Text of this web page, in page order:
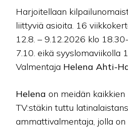
Harjoitellaan
liittyviä asioita. 16
12.8. – 9.12.2026 klo
7.10. eikä syyslomaviikolla
Valmentaja Helena Ahti-
Helena on meidän kaikkien
TV:stäkin tuttu
ammattivalmentaja, jolla